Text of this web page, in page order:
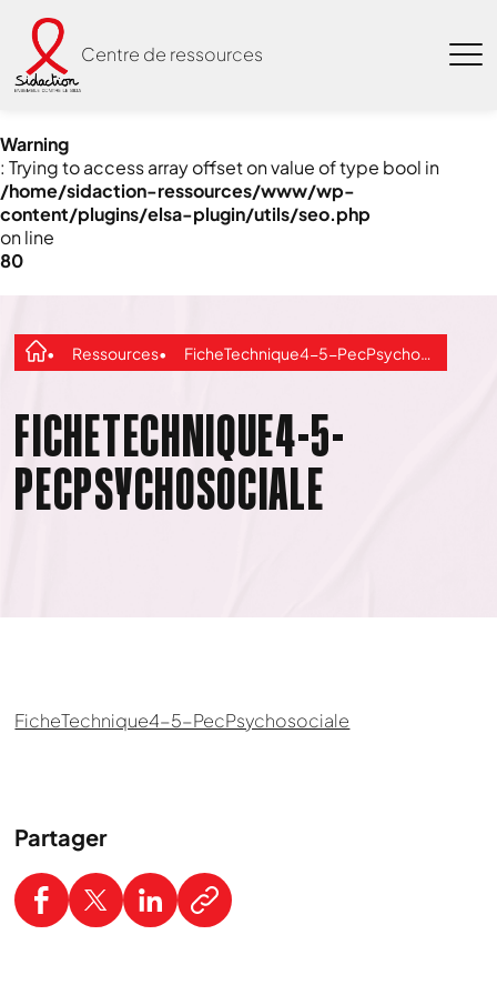
Warning
: Trying to access array offset on value of type bool in
/home/sidaction-ressources/www/wp-
content/plugins/elsa-plugin/utils/seo.php
on line
80
Centre de ressources
Ressources FicheTechnique4-5-PecPsychosociale
FICHETECHNIQUE4-5-
PECPSYCHOSOCIALE
FicheTechnique4-5-PecPsychosociale
Partager